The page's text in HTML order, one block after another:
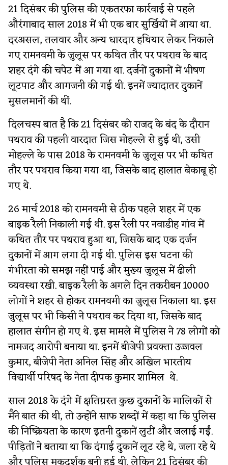
21 दिसंबर की पुलिस की एकतरफा कार्रवाई से पहले
औरंगाबाद साल 2018 में भी एक बार सुर्खियों में आया था.
दरअसल, तलवार और अन्य धारदार हथियार लेकर निकाले
गए रामनवमी के जुलूस पर कथित तौर पर पथराव के बाद
शहर दंगे की चपेट में आ गया था. दर्जनों दुकानों में भीषण
लूटपाट और आगजनी की गई थी. इनमें ज्यादातर दुकानें
मुसलमानों की थीं.
दिलचस्प बात है कि 21 दिसंबर को राजद के बंद के दौरान
पथराव की पहली वारदात जिस मोहल्ले से हुई थी, उसी
मोहल्ले के पास 2018 के रामनवमी के जुलूस पर भी कथित
तौर पर पथराव किया गया था, जिसके बाद हालात बेकाबू हो
गए थे.
26 मार्च 2018 को रामनवमी से ठीक पहले शहर में एक
बाइक रैली निकाली गई थी. इस रैली पर नवाडीह गांव में
कथित तौर पर पथराव हुआ था, जिसके बाद एक दर्जन
दुकानों में आग लगा दी गई थी. पुलिस इस घटना की
गंभीरता को समझ नहीं पाई और मुख्य जुलूस में ढीली
व्यवस्था रखी. बाइक रैली के अगले दिन तकरीबन 10000
लोगों ने शहर से होकर रामनवमी का जुलूस निकाला था. इस
जुलूस पर भी किसी ने पथराव कर दिया था, जिसके बाद
हालात संगीन हो गए थे. इस मामले में पुलिस ने 78 लोगों को
नामजद आरोपी बनाया था. इनमें बीजेपी प्रवक्ता उज्जवल
कुमार, बीजेपी नेता अनिल सिंह और अखिल भारतीय
विद्यार्थी परिषद के नेता दीपक कुमार शामिल थे.
साल 2018 के दंगे में क्षतिग्रस्त कुछ दुकानों के मालिकों से
मैंने बात की थी, तो उन्होंने साफ शब्दों में कहा था कि पुलिस
की निष्क्रियता के कारण इतनी दुकानें लुटीं और जलाई गईं.
पीड़ितों ने बताया था कि दंगाई दुकानें लूट रहे थे, जला रहे थे